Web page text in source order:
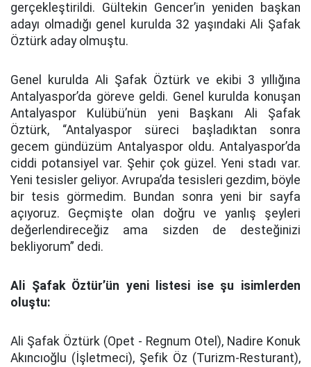
gerçekleştirildi. Gültekin Gencer’in yeniden başkan
adayı olmadığı genel kurulda 32 yaşındaki Ali Şafak
Öztürk aday olmuştu.
Genel kurulda Ali Şafak Öztürk ve ekibi 3 yıllığına
Antalyaspor’da göreve geldi. Genel kurulda konuşan
Antalyaspor Kulübü’nün yeni Başkanı Ali Şafak
Öztürk, “Antalyaspor süreci başladıktan sonra
gecem gündüzüm Antalyaspor oldu. Antalyaspor’da
ciddi potansiyel var. Şehir çok güzel. Yeni stadı var.
Yeni tesisler geliyor. Avrupa’da tesisleri gezdim, böyle
bir tesis görmedim. Bundan sonra yeni bir sayfa
açıyoruz. Geçmişte olan doğru ve yanlış şeyleri
değerlendireceğiz ama sizden de desteğinizi
bekliyorum” dedi.
Ali Şafak Öztür’ün yeni listesi ise şu isimlerden
oluştu:
Ali Şafak Öztürk (Opet - Regnum Otel), Nadire Konuk
Akıncıoğlu (İşletmeci), Şefik Öz (Turizm-Resturant),